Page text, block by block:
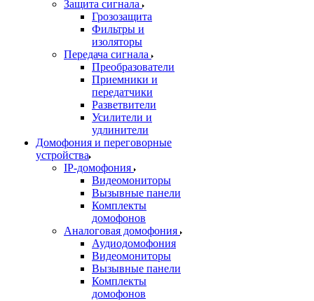
Защита сигнала
Грозозащита
Фильтры и
изоляторы
Передача сигнала
Преобразователи
Приемники и
передатчики
Разветвители
Усилители и
удлинители
Домофония и переговорные
устройства
IP-домофония
Видеомониторы
Вызывные панели
Комплекты
домофонов
Аналоговая домофония
Аудиодомофония
Видеомониторы
Вызывные панели
Комплекты
домофонов